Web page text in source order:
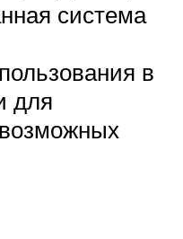
система
в
для